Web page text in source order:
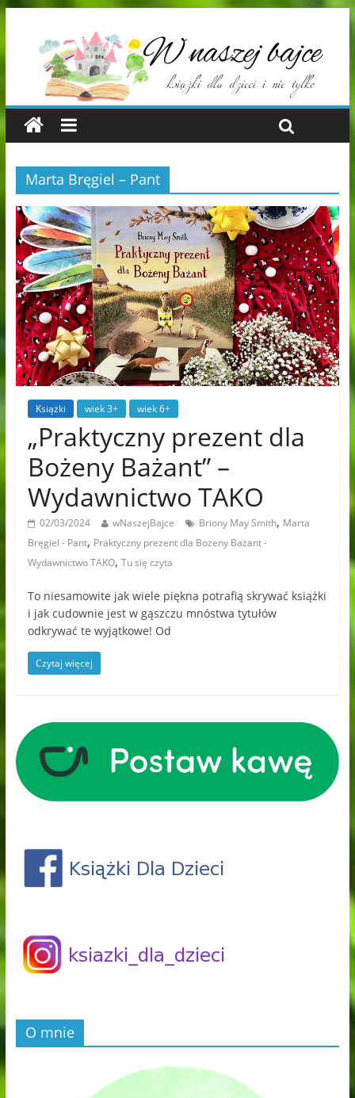
Marta Bręgiel – Pant
Książki wiek 3+ wiek 6+
„Praktyczny prezent dla
Bożeny Bażant” –
Wydawnictwo TAKO
02/03/2024 wNaszejBajce Briony May Smith, Marta
Bręgiel - Pant, Praktyczny prezent dla Bożeny Bażant -
Wydawnictwo TAKO, Tu się czyta
To niesamowite jak wiele piękna potrafią skrywać książki
i jak cudownie jest w gąszczu mnóstwa tytułów
odkrywać te wyjątkowe! Od
Czytaj więcej
O mnie